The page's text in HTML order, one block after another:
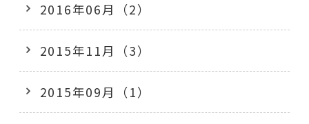
2016年06月（2）
2015年11月（3）
2015年09月（1）